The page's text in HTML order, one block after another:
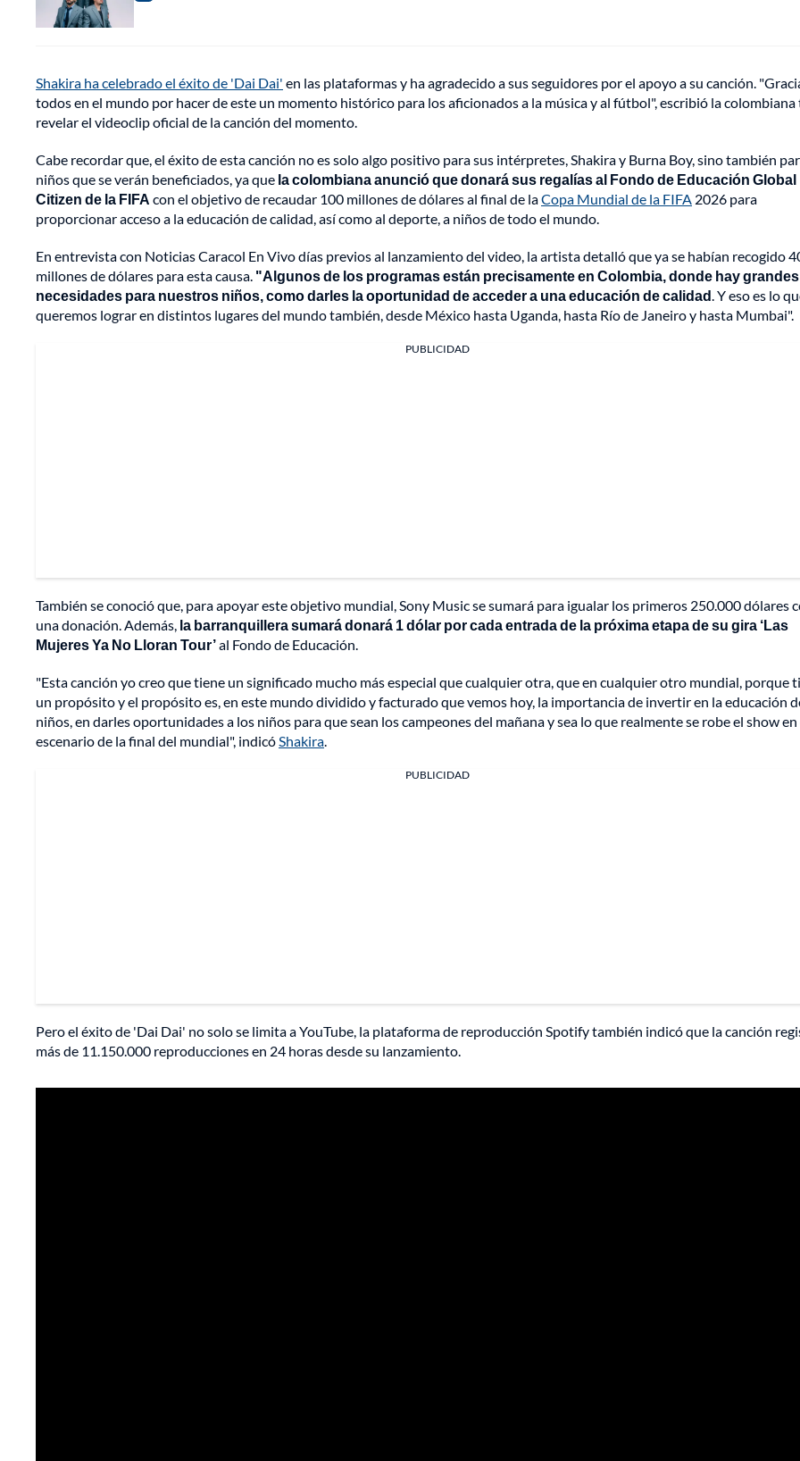
Shakira ha celebrado el éxito de 'Dai Dai' en las plataformas y ha agradecido a sus seguidores por el apoyo a su canción.
todos en el mundo por hacer de este un momento histórico para los aficionados a la música y al fútbol", escribió la colombiana
revelar el videoclip oficial de la canción del momento.
Cabe recordar que, el éxito de esta canción no es solo algo positivo para sus intérpretes, Shakira y Burna Boy, sino también
niños que se verán beneficiados, ya que la colombiana anunció que donará sus regalías al Fondo de Educación Global
Citizen de la FIFA con el objetivo de recaudar 100 millones de dólares al final de laCopa Mundial de la FIFA 2026 para
proporcionar acceso a la educación de calidad, así como al deporte, a niños de todo el mundo.
En entrevista con Noticias Caracol En Vivo días previos al lanzamiento del video, la artista detalló que ya se habían recogido
millones de dólares para esta causa. "Algunos de los programas están precisamente en Colombia, donde hay grandes
necesidades para nuestros niños, como darles la oportunidad de acceder a una educación de calidad. Y eso es lo
queremos lograr en distintos lugares del mundo también, desde México hasta Uganda, hasta Río de Janeiro y hasta Mumbai".
PUBLICIDAD
También se conoció que, para apoyar este objetivo mundial, Sony Music se sumará para igualar los primeros 250.000 dólares
una donación. Además, la barranquillera sumará donará 1 dólar por cada entrada de la próxima etapa de su gira ‘Las
Mujeres Ya No Lloran Tour’al Fondo de Educación.
"Esta canción yo creo que tiene un significado mucho más especial que cualquier otra, que en cualquier otro mundial, porque
un propósito y el propósito es, en este mundo dividido y facturado que vemos hoy, la importancia de invertir en la educación
niños, en darles oportunidades a los niños para que sean los campeones del mañana y sea lo que realmente se robe el show en
escenario de la final del mundial", indicóShakira.
PUBLICIDAD
Pero el éxito de 'Dai Dai' no solo se limita a YouTube, la plataforma de reproducción Spotify también indicó que la canción
más de 11.150.000 reproducciones en 24 horas desde su lanzamiento.